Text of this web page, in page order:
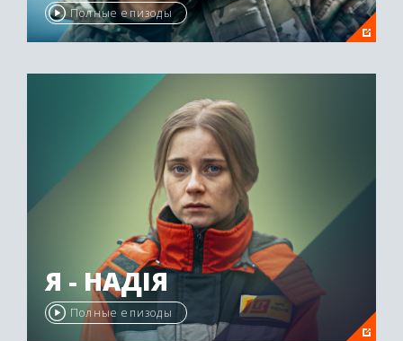
Полные епизоды
Я - НАДІЯ
Полные епизоды